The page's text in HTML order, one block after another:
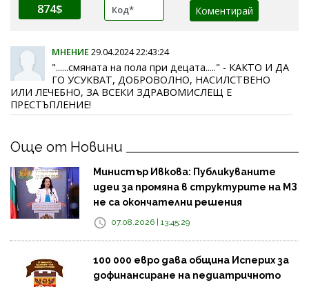
874$
МНЕНИЕ29.04.2024 22:43:24
"......смяната на пола при децата....." - КАКТО И ДА
ГО УСУКВАТ, ДОБРОВОЛНО, НАСИЛСТВЕНО
ИЛИ ЛЕЧЕБНО, ЗА ВСЕКИ ЗДРАВОМИСЛЕЩ Е
ПРЕСТЪПЛЕНИЕ!
Още от Новини
Министър Ивкова: Публикуваните
идеи за промяна в структурите на МЗ
не са окончателни решения
07.08.2026 | 13:45:29
100 000 евро дава община Исперих за
дофинансиране на педиатричното